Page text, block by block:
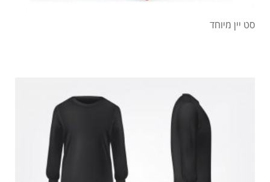
סט יין מיוחד